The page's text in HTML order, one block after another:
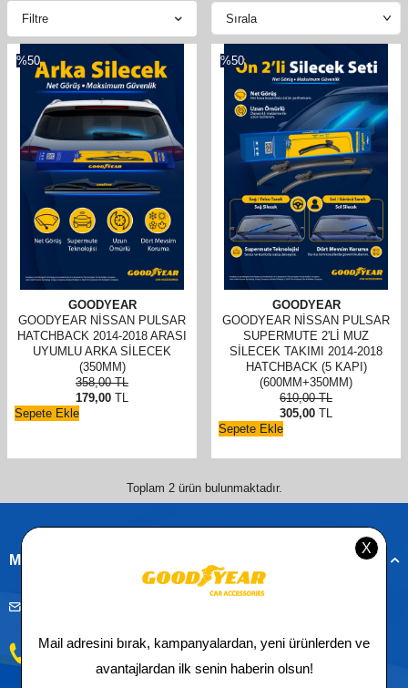
Filtre
%50
GOODYEAR
GOODYEAR NISSAN PULSAR
HATCHBACK 2014-2018 ARASI
UYUMLU ARKA SILECEK
(350MM)
358,00TL
179,00 TL
Sepete Ekle
%50
GOODYEAR
GOODYEAR NISSAN PULSAR
SUPERMUTE 2'LI MUZ
SILECEK TAKIMI 2014-2018
HATCHBACK (5 KAPI)
(600MM+350MM)
610,00TL
305,00 TL
Sepete Ekle
Toplam 2ürün bulunmaktadır.
Müşteri Hizmetleri